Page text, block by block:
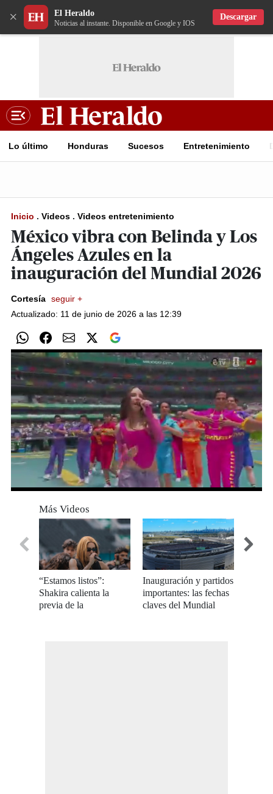
× El Heraldo
Noticias al instante. Disponible en Google y IOS
Descargar
Lo último Honduras Sucesos Entretenimiento
Inicio . Videos . Videos entretenimiento
México vibra con Belinda y Los
Ángeles Azules en la
inauguración del Mundial 2026
Cortesía seguir +
Actualizado: 11 de junio de 2026 a las 12:39
seconds
Próximo
Más Videos
“Estamos listos”:
Shakira calienta la
previa de la
Inauguración y partidos
importantes: las fechas
claves del Mundial